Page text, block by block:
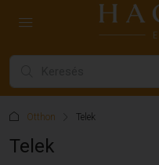
Otthon Telek
Telek